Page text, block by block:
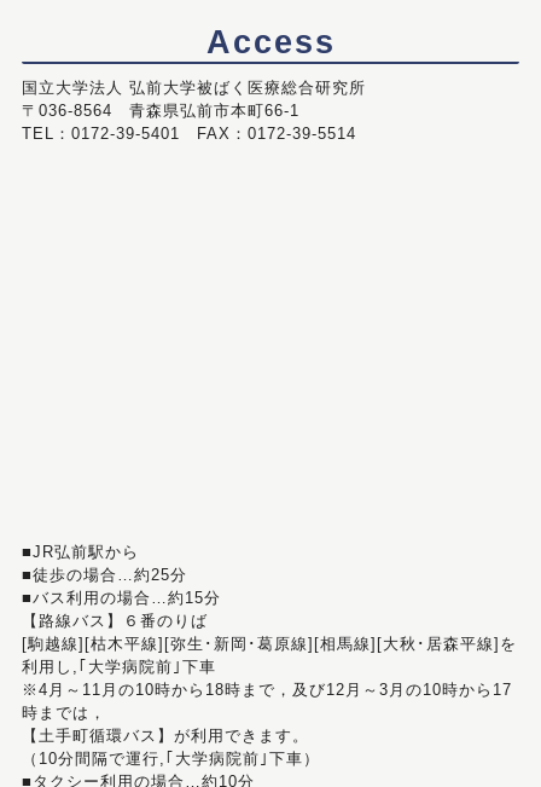
Access
国立大学法人 弘前大学被ばく医療総合研究所
〒036-8564 青森県弘前市本町66-1
TEL：0172-39-5401 FAX：0172-39-5514
■JR弘前駅から
■徒歩の場合…約25分
■バス利用の場合…約15分
【路線バス】６番のりば
[駒越線][枯木平線][弥生･新岡･葛原線][相馬線][大秋･居森平線]を
利用し,｢大学病院前｣下車
※4月～11月の10時から18時まで，及び12月～3月の10時から17
時までは，
【土手町循環バス】が利用できます。
（10分間隔で運行,｢大学病院前｣下車）
■タクシー利用の場合…約10分